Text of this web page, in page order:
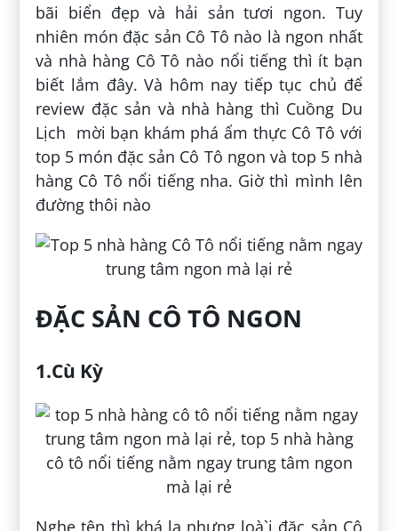
bãi biển đẹp và hải sản tươi ngon. Tuy
nhiên món đặc sản Cô Tô nào là ngon nhất
và nhà hàng Cô Tô nào nổi tiếng thì ít bạn
biết lắm đây. Và hôm nay tiếp tục chủ để
review đặc sản và nhà hàng thì Cuồng Du
Lịch mời bạn khám phá ẩm thực Cô Tô với
top 5 món đặc sản Cô Tô ngon và top 5 nhà
hàng Cô Tô nổi tiếng nha. Giờ thì mình lên
đường thôi nào
ĐẶC SẢN CÔ TÔ NGON
1.Cù Kỳ
Nghe tên thì khá lạ nhưng loà`i đặc sản Cô